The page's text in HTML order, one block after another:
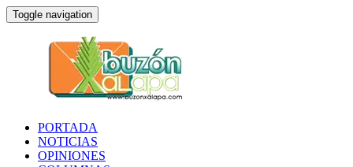
Toggle navigation
PORTADA
NOTICIAS
OPINIONES